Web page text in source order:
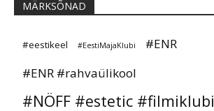
MÄRKSÕNAD
#eestikeel #EestiMajaKlubi
#ENR
#ENR #rahvaülikool
#NÖFF #estetic #filmiklubi